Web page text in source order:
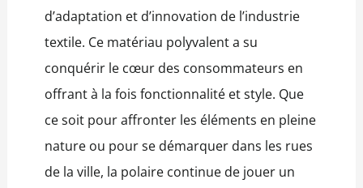
d’adaptation et d’innovation de l’industrie
textile. Ce matériau polyvalent a su
conquérir le cœur des consommateurs en
offrant à la fois fonctionnalité et style. Que
ce soit pour affronter les éléments en pleine
nature ou pour se démarquer dans les rues
de la ville, la polaire continue de jouer un